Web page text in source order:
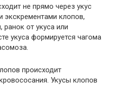
не прямо через укус
экскрементами клопов,
от укуса или
укуса формируется чагома
происходит
Укусы клопов